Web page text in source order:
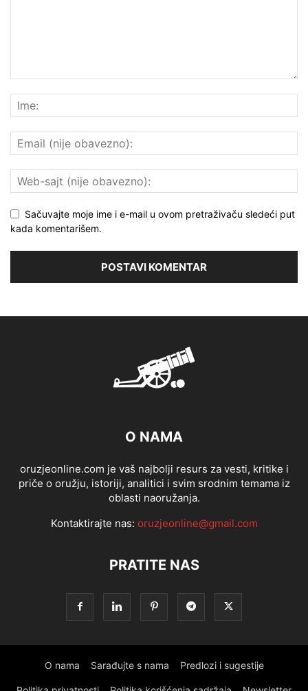
Sačuvajte moje ime i e-mail u ovom pretraživaču sledeći put
kada komentarišem.
O NAMA
oruzjeonline.com je vaš najbolji resurs za vesti, kritike i
priče o oružju, istoriji, analitici i svim srodnim temama iz
oblasti naoružanja.
Kontaktirajte nas: oruzjeonline@gmail.com
PRATITE NAS
O nama Sarađujte s nama Predlozi i sugestije